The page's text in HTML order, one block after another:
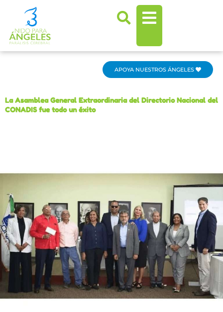
contenido
APOYA NUESTROS ÁNGELES
La Asamblea General Extraordinaria del Directorio Nacional del
CONADIS fue todo un éxito